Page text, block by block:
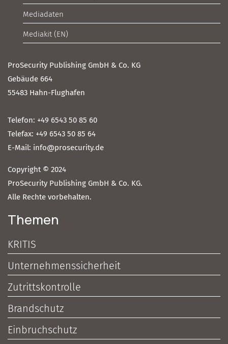
Mediadaten
Mediakit (EN)
ProSecurity Publishing GmbH & Co. KG
Gebäude 664
55483 Hahn-Flughafen
Telefon: +49 6543 50 85 60
Telefax: +49 6543 50 85 64
E-Mail: info@prosecurity.de
Copyright © 2024
ProSecurity Publishing GmbH & Co. KG.
Alle Rechte vorbehalten.
Themen
KRITIS
Unternehmenssicherheit
Zutrittskontrolle
Brandschutz
Einbruchschutz